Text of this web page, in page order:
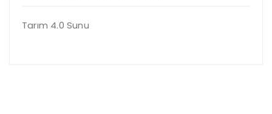
Tarım 4.0 Sunu